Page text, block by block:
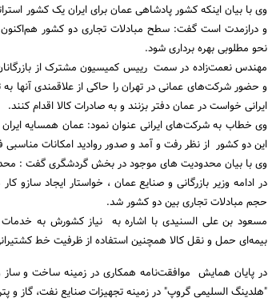
وی با بیان اینکه کشور پادشاهی عمان برای ایران یک کشور
و درازمدت است گفت: سطح مبادلات تجاری دو کشور
نحو مطلوبی بهره برداری شود.
مهندس نعمت‌زاده در سمت رییس کمیسیون مشترک از
و حضور شرکت‌های عمانی در تهران را حاکی از علاقمندی آنها
ایرانی خواست در عمان دفتر بزنند و به صادرات کالا اقدام کنند.
وی خطاب به شرکت‌های ایرانی عنوان نمود: عمان همسایه
این دو کشور از نظر رفت و آمد و صدور روادید امکانات
وی با بیان محدودیت های موجود در بخش گردشگری گفت :
در ادامه وزیر بازرگانی و صنایع عمان ، خواستار ایجاد
حجم مبادلات تجاری بین دو کشور شد.
مسعود بن علی السنیدی با اشاره به نیاز کشورش به
بیمه‌ای حمل و نقل کالا همچنین استفاده از ظرفیت خط
در پایان همایش موافقت‌نامه همکاری در زمینه ساخت و
"هلدینگ السلیمی گروپ" در زمینه تجهیزات صنایع نفت، گاز و